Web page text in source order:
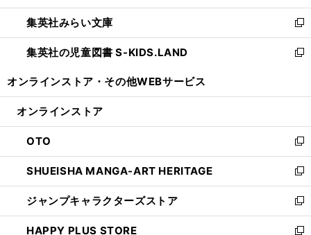
開
く
ウ
で
開
く
ン
ド
ウ
で
ウ
ィ
ン
ド
開
集英社みらい文庫
新
し
い
ン
ウ
で
開
く
集英社の児童図書 S-KIDS.LAND
新
ウ
ン
ド
ウ
で
開
く
オンラインストア・ その他WEBサービス
オンラインストア
OTO
新
し
い
ウ
ィ
ン
ド
SHUEISHA MANGA-ART HERITAGE
新
し
い
ウ
ィ
ジャンプキャラクターズストア
新
し
HAPPY PLUS STORE